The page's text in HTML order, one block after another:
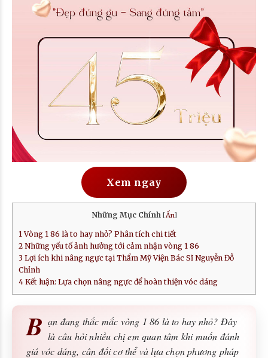
Xem ngay
Những Mục Chính [Ẩn]
1Vòng 1 86 là to hay nhỏ? Phân tích chi tiết
2 Những yếu tố ảnh hưởng tới cảm nhận vòng 1 86
3 Lợi ích khi nâng ngực tại Thẩm Mỹ Viện Bác Sĩ Nguyễn Đỗ
Chỉnh
4 Kết luận: Lựa chọn nâng ngực để hoàn thiện vóc dáng
B ạn đang thắc mắc vòng 1 86 là to hay nhỏ? Đây
là câu hỏi nhiều chị em quan tâm khi muốn đánh
giá vóc dáng, cân đối cơ thể và lựa chọn phương pháp